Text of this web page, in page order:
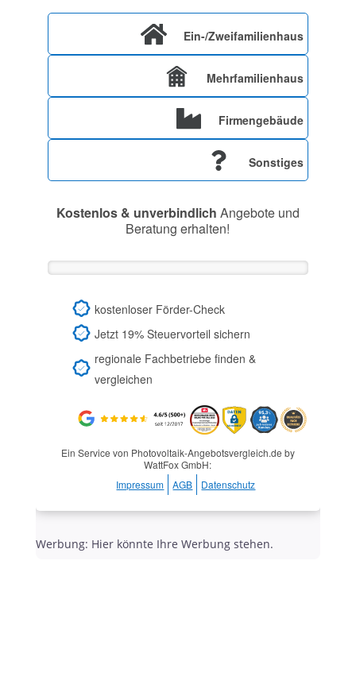
Ein-/Zweifamilienhaus
Mehrfamilienhaus
Firmengebäude
Sonstiges
Kostenlos & unverbindlich Angebote und
Beratung erhalten!
kostenloser Förder-Check
Jetzt 19% Steuervorteil sichern
regionale Fachbetriebe finden &
vergleichen
Ein Service von Photovoltaik-Angebotsvergleich.de by
WattFox GmbH:
Impressum
AGB Datenschutz
Werbung: Hier könnte Ihre Werbung stehen.